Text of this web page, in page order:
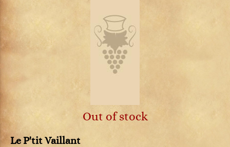
Out of stock
Le P'tit Vaillant